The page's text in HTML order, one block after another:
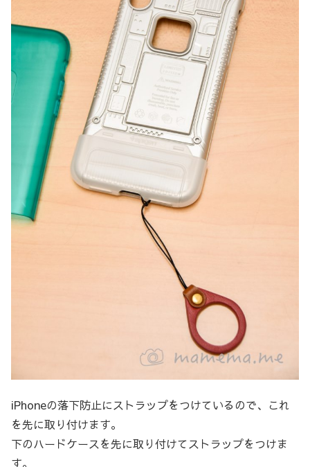
iPhoneの落下防止にストラップをつけているので、これ
を先に取り付けます。
下のハードケースを先に取り付けてストラップをつけま
す。